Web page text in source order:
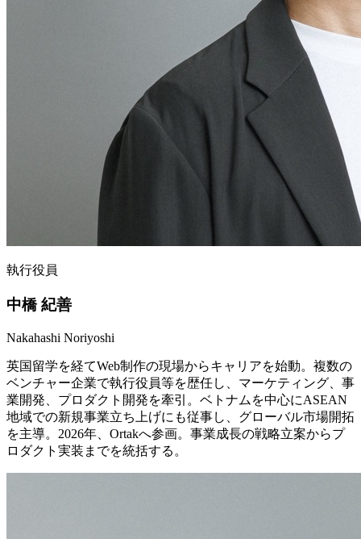
執行役員
中橋 紀善
Nakahashi Noriyoshi
英国留学を経てWeb制作の現場からキャリアを始動。複数の
ベンチャー企業で執行役員等を歴任し、マーケティング、事
業開発、プロダクト開発を牽引。ベトナムを中心にASEAN
地域での新規事業立ち上げにも従事し、グローバル市場開拓
を主導。2026年、Ortakへ参画。事業成長の戦略立案からプ
ロダクト実装までを統括する。